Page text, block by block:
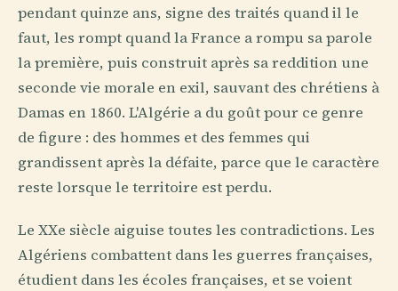
pendant quinze ans, signe des traités quand il le
faut, les rompt quand la France a rompu sa parole
la première, puis construit après sa reddition une
seconde vie morale en exil, sauvant des chrétiens à
Damas en 1860. L'Algérie a du goût pour ce genre
de figure : des hommes et des femmes qui
grandissent après la défaite, parce que le caractère
reste lorsque le territoire est perdu.
Le XXe siècle aiguise toutes les contradictions. Les
Algériens combattent dans les guerres françaises,
étudient dans les écoles françaises, et se voient